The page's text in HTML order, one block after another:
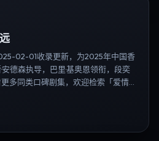
02-01收录更新，为2025年中国香
德森执导，巴里·基奥恩领衔，段奕
多同类口碑剧集，欢迎检索「爱情」
视剧、韩剧全集、日剧高清等长尾